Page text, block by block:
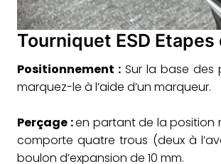
Tourniquet ESD
Positionnement : Sur la base des
marquez-le à l’aide d’un marqueur.
Perçage :en partant de la position
comporte quatre trous (deux à
boulon d’expansion de 10 mm.